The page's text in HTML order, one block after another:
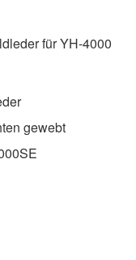
für YH-4000
gewebt